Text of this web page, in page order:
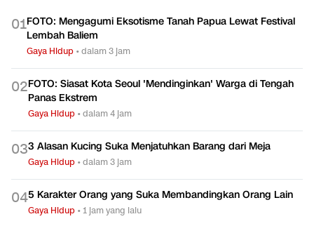
01FOTO: Mengagumi Eksotisme Tanah Papua Lewat Festival
Lembah Baliem
Gaya Hidup •dalam 3 jam
02FOTO: Siasat Kota Seoul 'Mendinginkan' Warga di Tengah
Panas Ekstrem
Gaya Hidup •dalam 4 jam
033 Alasan Kucing Suka Menjatuhkan Barang dari Meja
Gaya Hidup •dalam 3 jam
045 Karakter Orang yang Suka Membandingkan Orang Lain
Gaya Hidup •1 jam yang lalu